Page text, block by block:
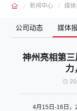
新闻中心 媒
公司动态 媒体
神州亮相第
力
4月15日-16日，